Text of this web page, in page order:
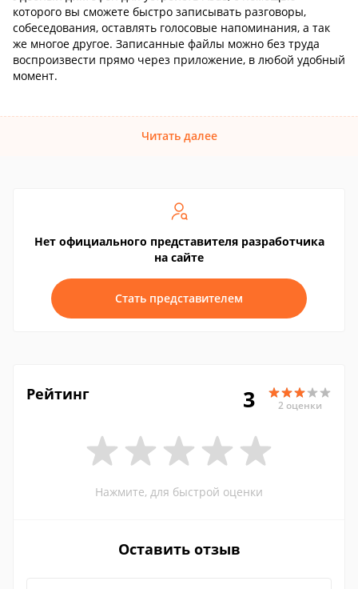
которого вы сможете быстро записывать разговоры,
собеседования, оставлять голосовые напоминания, а так
же многое другое. Записанные файлы можно без труда
воспроизвести прямо через приложение, в любой удобный
момент.
Читать далее
Нет официального представителя разработчика
на сайте
Стать представителем
Рейтинг 3 2 оценки
Нажмите, для быстрой оценки
Оставить отзыв